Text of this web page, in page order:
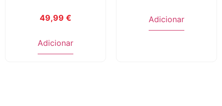
49,99 €
Adicionar
Adicionar